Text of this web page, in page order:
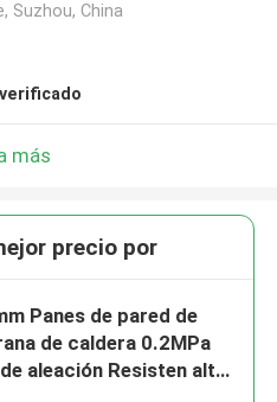
Suzhou, China
más
precio por
Panes de pared de
de caldera 0.2MPa
aleación Resisten altas